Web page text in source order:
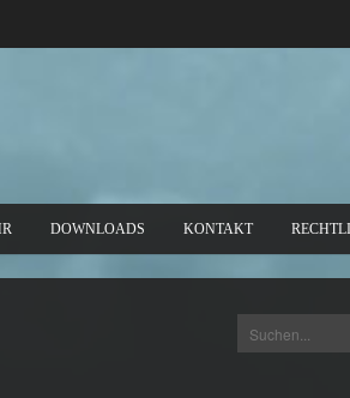
DOWNLOADS KONTAKT